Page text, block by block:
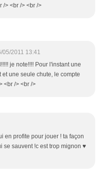
/> <br /> <br />
05/2011 13:41
je note!!!! Pour l'instant une
une seule chute, le compte
<br /> <br />
en profite pour jouer ! ta façon
se sauvent !c est trop mignon ♥